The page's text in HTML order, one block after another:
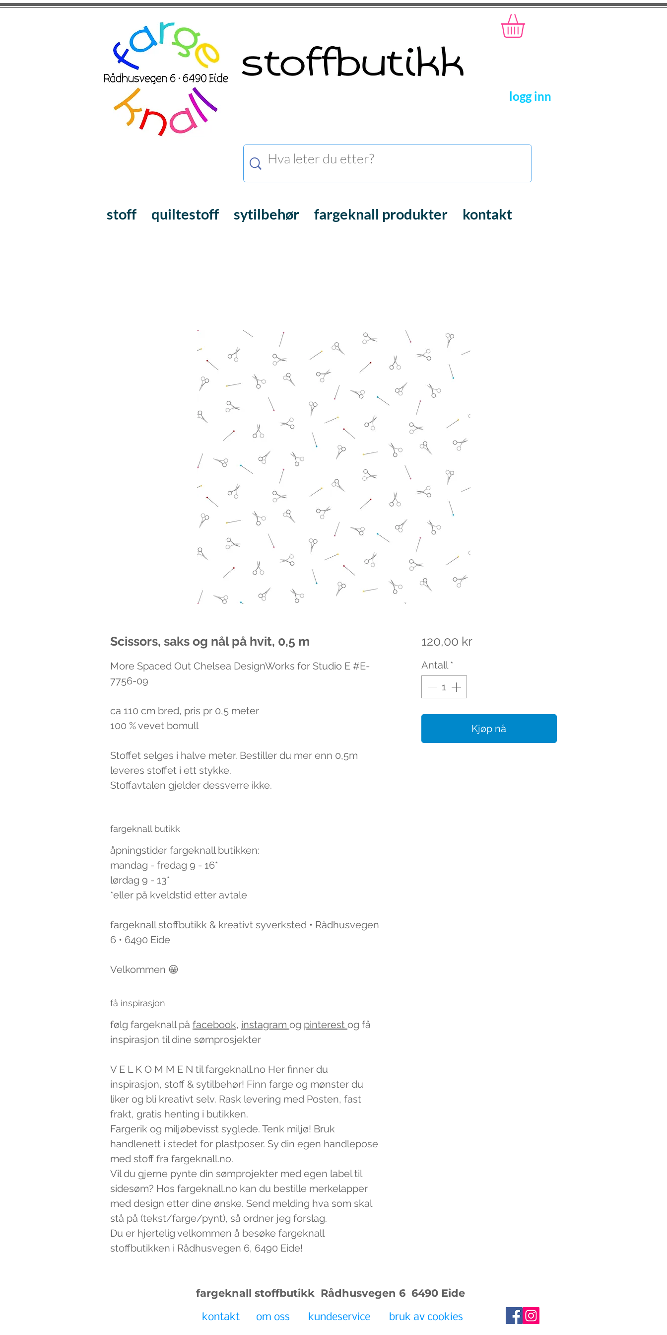
logg inn
stoff quiltestoff sytilbehør fargeknall produkter kontakt
Scissors, saks og nål på hvit, 0,5 m
More Spaced Out Chelsea DesignWorks for Studio E #E-
7756-09
ca 110 cm bred, pris pr 0,5 meter
100 % vevet bomull
Stoffet selges i halve meter. Bestiller du mer enn 0,5m
leveres stoffet i ett stykke.
Stoffavtalen gjelder dessverre ikke.
fargeknall butikk
åpningstider fargeknall butikken:
mandag - fredag 9 - 16*
lørdag 9 - 13*
*eller på kveldstid etter avtale
fargeknall stoffbutikk & kreativt syverksted • Rådhusvegen
6 • 6490 Eide
Velkommen 😀
få inspirasjon
følg fargeknall på facebook, instagram og pinterest og få
inspirasjon til dine sømprosjekter
V E L K O M M E N til fargeknall.no Her finner du
inspirasjon, stoff & sytilbehør! Finn farge og mønster du
liker og bli kreativt selv. Rask levering med Posten, fast
frakt, gratis henting i butikken.
Fargerik og miljøbevisst syglede. Tenk miljø! Bruk
handlenett i stedet for plastposer. Sy din egen handlepose
med stoff fra fargeknall.no.
Vil du gjerne pynte din sømprojekter med egen label til
sidesøm? Hos fargeknall.no kan du bestille merkelapper
med design etter dine ønske. Send melding hva som skal
stå på (tekst/farge/pynt), så ordner jeg forslag.
Du er hjertelig velkommen å besøke fargeknall
stoffbutikken i Rådhusvegen 6, 6490 Eide!
120,00 krPris
Antall *
Kjøp nå
fargeknall stoffbutikk Rådhusvegen 6 6490 Eide
kontakt om oss kundeservice bruk av cookies